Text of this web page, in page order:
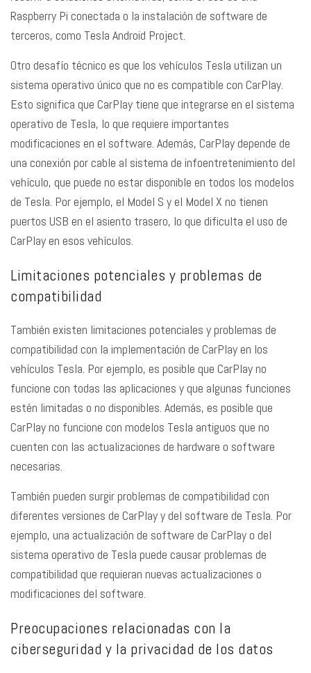
Raspberry Pi conectada o la instalación de software de
terceros, como Tesla Android Project.
Otro desafío técnico es que los vehículos Tesla utilizan un
sistema operativo único que no es compatible con CarPlay.
Esto significa que CarPlay tiene que integrarse en el sistema
operativo de Tesla, lo que requiere importantes
modificaciones en el software. Además, CarPlay depende de
una conexión por cable al sistema de infoentretenimiento del
vehículo, que puede no estar disponible en todos los modelos
de Tesla. Por ejemplo, el Model S y el Model X no tienen
puertos USB en el asiento trasero, lo que dificulta el uso de
CarPlay en esos vehículos.
Limitaciones potenciales y problemas de
compatibilidad
También existen limitaciones potenciales y problemas de
compatibilidad con la implementación de CarPlay en los
vehículos Tesla. Por ejemplo, es posible que CarPlay no
funcione con todas las aplicaciones y que algunas funciones
estén limitadas o no disponibles. Además, es posible que
CarPlay no funcione con modelos Tesla antiguos que no
cuenten con las actualizaciones de hardware o software
necesarias.
También pueden surgir problemas de compatibilidad con
diferentes versiones de CarPlay y del software de Tesla. Por
ejemplo, una actualización de software de CarPlay o del
sistema operativo de Tesla puede causar problemas de
compatibilidad que requieran nuevas actualizaciones o
modificaciones del software.
Preocupaciones relacionadas con la
ciberseguridad y la privacidad de los datos